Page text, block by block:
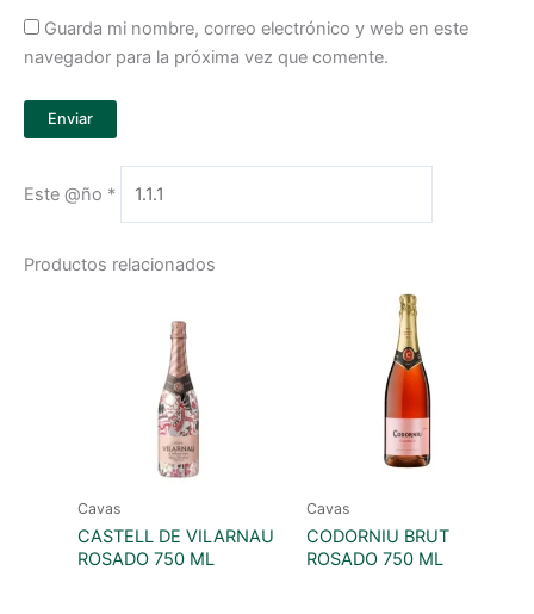
Guarda mi nombre, correo electrónico y web en este
navegador para la próxima vez que comente.
Este @ño *
Productos relacionados
Cavas
CASTELL DE VILARNAU
ROSADO 750 ML
Cavas
CODORNIU BRUT
ROSADO 750 ML